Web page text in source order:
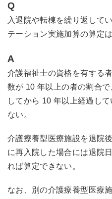
Q
入退院や転棟を繰り返して
テーション実施加算の算定
A
介護福祉士の資格を有する
数が 10 年以上の者の割合
してから 10 年以上経過し
ない。
介護療養型医療施設を退院
に再入院した場合には退院
れば算定できない。
なお、別の介護療養型医療